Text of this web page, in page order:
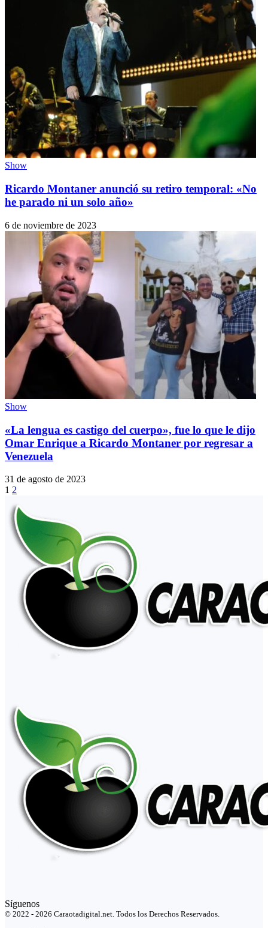
Show
Ricardo Montaner anunció su retiro temporal: «No
he parado ni un solo año»
6 de noviembre de 2023
Show
«La lengua es castigo del cuerpo», fue lo que le dijo
Omar Enrique a Ricardo Montaner por regresar a
Venezuela
31 de agosto de 2023
1 2
Síguenos
© 2022 - 2026 Caraotadigital.net. Todos los Derechos Reservados.